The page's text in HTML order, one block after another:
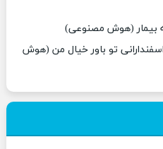
بیمار (هوش مصنوعی)
تو باور خیال من (هوش